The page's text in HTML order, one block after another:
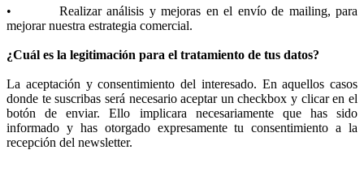
• Realizar análisis y mejoras en el envío de mailing, para
mejorar nuestra estrategia comercial.
¿Cuál es la legitimación para el tratamiento de tus datos?
La aceptación y consentimiento del interesado. En aquellos casos
donde te suscribas será necesario aceptar un checkbox y clicar en el
botón de enviar. Ello implicara necesariamente que has sido
informado y has otorgado expresamente tu consentimiento a la
recepción del newsletter.